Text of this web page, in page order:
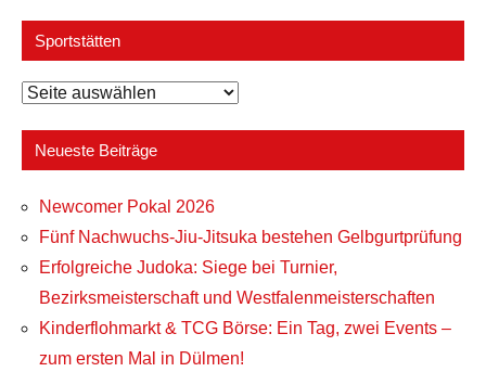
Sportstätten
Sportstätten
Neueste Beiträge
Newcomer Pokal 2026
Fünf Nachwuchs-Jiu-Jitsuka bestehen Gelbgurtprüfung
Erfolgreiche Judoka: Siege bei Turnier,
Bezirksmeisterschaft und Westfalenmeisterschaften
Kinderflohmarkt & TCG Börse: Ein Tag, zwei Events –
zum ersten Mal in Dülmen!